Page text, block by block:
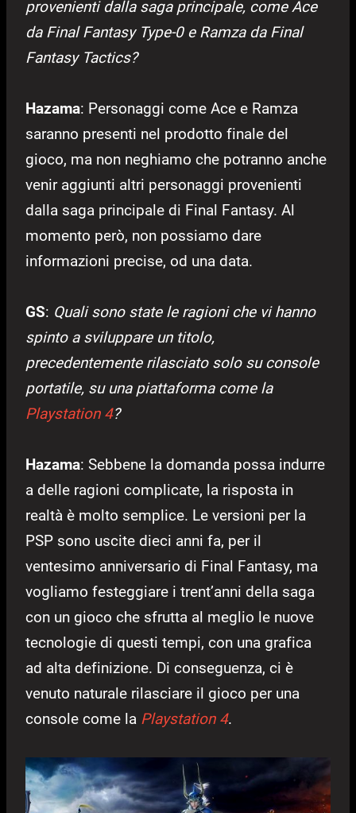
provenienti dalla saga principale, come Ace
da Final Fantasy Type-0 e Ramza da Final
Fantasy Tactics?
Hazama: Personaggi come Ace e Ramza
saranno presenti nel prodotto finale del
gioco, ma non neghiamo che potranno anche
venir aggiunti altri personaggi provenienti
dalla saga principale di Final Fantasy. Al
momento però, non possiamo dare
informazioni precise, od una data.
GS: Quali sono state le ragioni che vi hanno
spinto a sviluppare un titolo,
precedentemente rilasciato solo su console
portatile, su una piattaforma come la
Playstation 4?
Hazama: Sebbene la domanda possa indurre
a delle ragioni complicate, la risposta in
realtà è molto semplice. Le versioni per la
PSP sono uscite dieci anni fa, per il
ventesimo anniversario di Final Fantasy, ma
vogliamo festeggiare i trent’anni della saga
con un gioco che sfrutta al meglio le nuove
tecnologie di questi tempi, con una grafica
ad alta definizione. Di conseguenza, ci è
venuto naturale rilasciare il gioco per una
console come la Playstation 4.